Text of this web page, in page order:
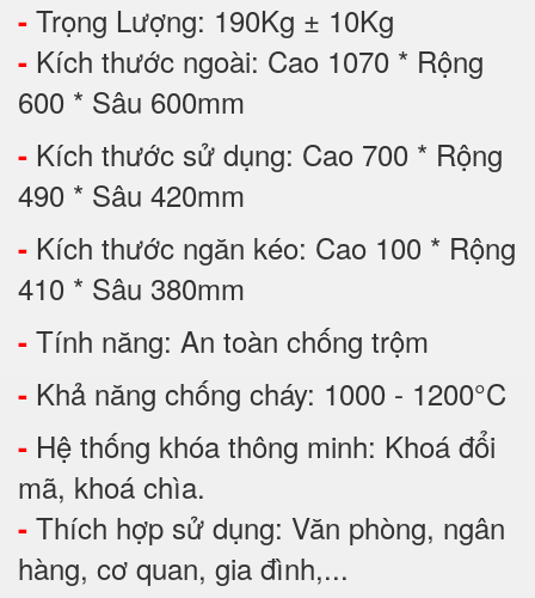
- Trọng Lượng: 190Kg ± 10Kg
- Kích thước ngoài: Cao 1070 * Rộng
600 * Sâu 600mm
- Kích thước sử dụng: Cao 700 * Rộng
490 * Sâu 420mm
- Kích thước ngăn kéo: Cao 100 * Rộng
410 * Sâu 380mm
- Tính năng: An toàn chống trộm
- Khả năng chống cháy: 1000 - 1200°C
- Hệ thống khóa thông minh: Khoá đổi
mã, khoá chìa.
- Thích hợp sử dụng: Văn phòng, ngân
hàng, cơ quan, gia đình,...